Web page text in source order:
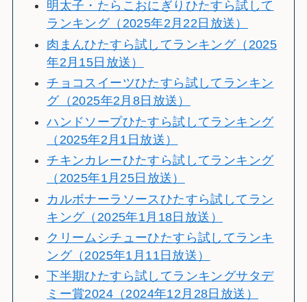
明太子・たらこおにぎりひたすら試して
ランキング（2025年2月22日放送）
肉まんひたすら試してランキング（2025
年2月15日放送）
チョコスイーツひたすら試してランキン
グ（2025年2月8日放送）
ハンドソープひたすら試してランキング
（2025年2月1日放送）
チキンカレーひたすら試してランキング
（2025年1月25日放送）
カルボナーラソースひたすら試してラン
キング（2025年1月18日放送）
クリームシチューひたすら試してランキ
ング（2025年1月11日放送）
下半期ひたすら試してランキングサタデ
ミー賞2024（2024年12月28日放送）